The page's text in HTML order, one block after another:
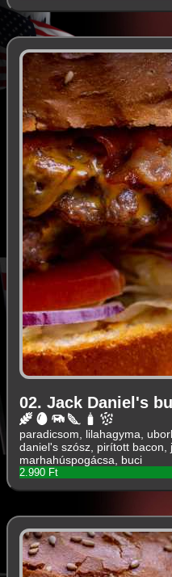
02. Jack Daniel's
paradicsom, lilahagyma,
daniel's szósz, pirított bacon,
marhahúspogácsa, buci
2.990 Ft